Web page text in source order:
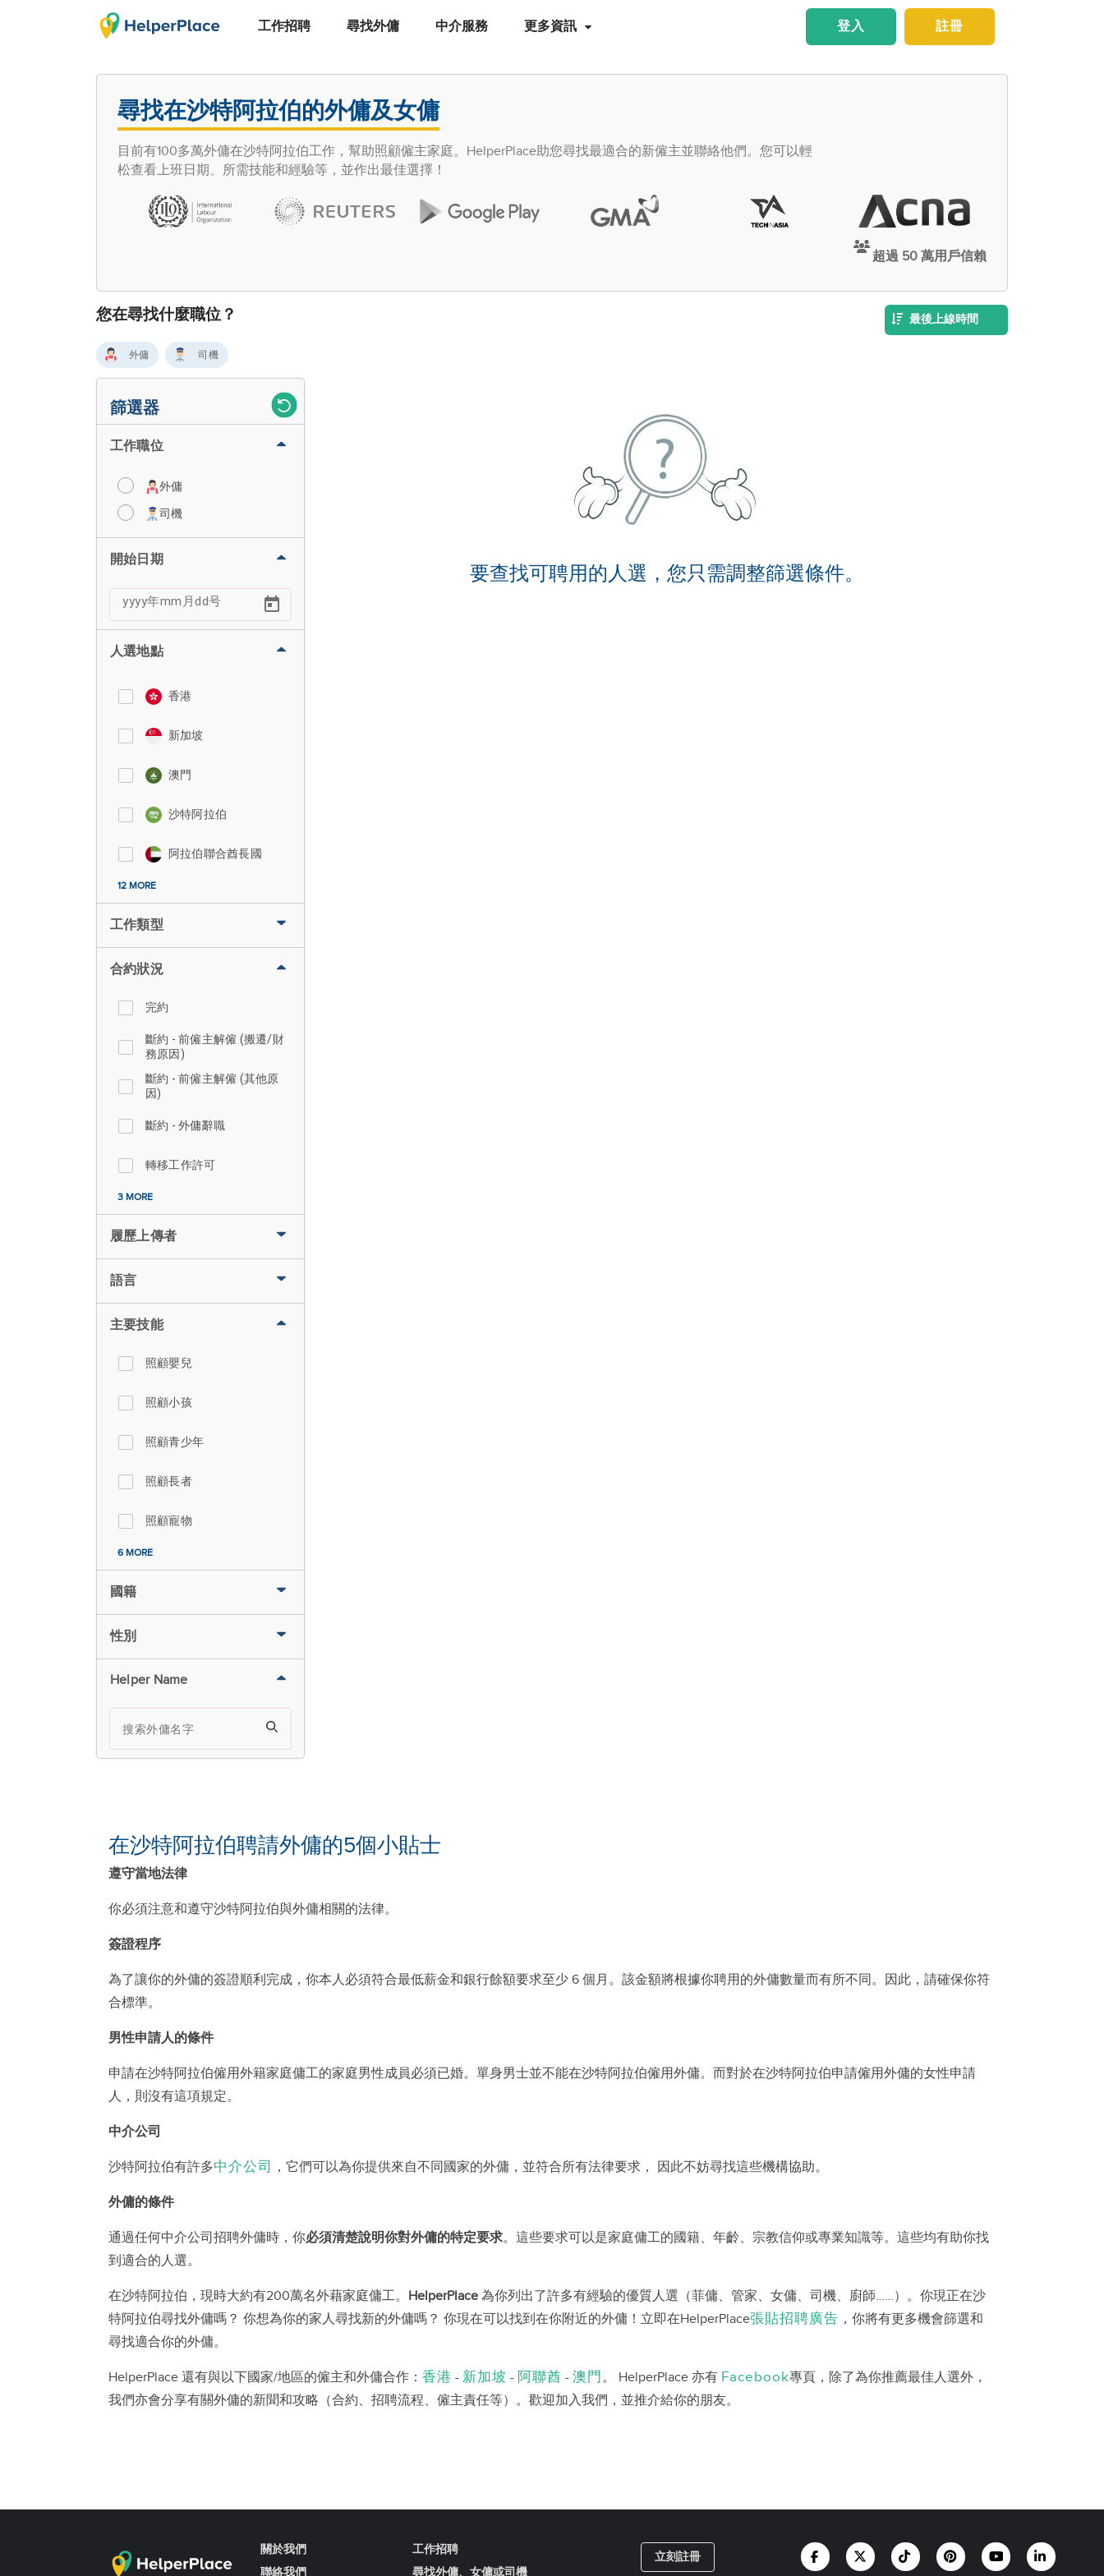
工作招聘 尋找外傭 中介服務 更多資訊 註冊
登入
尋找在沙特阿拉伯的外傭及女傭
目前有100多萬外傭在沙特阿拉伯工作，幫助照顧僱主家庭。HelperPlace助您尋找最適合的新僱主並聯絡他們。您可以輕
松查看上班日期、所需技能和經驗等，並作出最佳選擇！
超過 50 萬用戶信賴
您在尋找什麼職位？ 最後上線時間
外傭 司機
篩選器
工作職位
外傭
司機
開始日期
人選地點
香港
新加坡
澳門
沙特阿拉伯
阿拉伯聯合酋長國
12 MORE
工作類型
合約狀況
完約
斷約 - 前僱主解僱 (搬遷/財
務原因)
斷約 - 前僱主解僱 (其他原
因)
斷約 - 外傭辭職
轉移工作許可
3 MORE
履歷上傳者
語言
主要技能
照顧嬰兒
照顧小孩
照顧青少年
照顧長者
照顧寵物
6 MORE
國籍
性別
Helper Name
要查找可聘用的人選，您只需調整篩選條件。
在沙特阿拉伯聘請外傭的5個小貼士
遵守當地法律
你必須注意和遵守沙特阿拉伯與外傭相關的法律。
簽證程序
為了讓你的外傭的簽證順利完成，你本人必須符合最低薪金和銀行餘額要求至少 6 個月。該金額將根據你聘用的外傭數量而有所不同。因此，請確保你符
合標準。
男性申請人的條件
申請在沙特阿拉伯僱用外籍家庭傭工的家庭男性成員必須已婚。單身男士並不能在沙特阿拉伯僱用外傭。而對於在沙特阿拉伯申請僱用外傭的女性申請
人，則沒有這項規定。
中介公司
沙特阿拉伯有許多中介公司 ，它們可以為你提供來自不同國家的外傭，並符合所有法律要求， 因此不妨尋找這些機構協助。
外傭的條件
通過任何中介公司招聘外傭時，你必須清楚說明你對外傭的特定要求。這些要求可以是家庭傭工的國籍、年齡、宗教信仰或專業知識等。這些均有助你找
到適合的人選。
在沙特阿拉伯，現時大約有200萬名外藉家庭傭工。 HelperPlace 為你列出了許多有經驗的優質人選（菲傭、管家、女傭、司機、廚師……）。你現正在沙
特阿拉伯尋找外傭嗎？ 你想為你的家人尋找新的外傭嗎？ 你現在可以找到在你附近的外傭！立即在HelperPlace張貼招聘廣告 ，你將有更多機會篩選和
尋找適合你的外傭。
HelperPlace 還有與以下國家/地區的僱主和外傭合作： 香港 - 新加坡 - 阿聯酋 - 澳門 。 HelperPlace 亦有 Facebook專頁，除了為你推薦最佳人選外，
我們亦會分享有關外傭的新聞和攻略（合約、招聘流程、僱主責任等）。歡迎加入我們，並推介給你的朋友。
關於我們
聯絡我們
工作招聘
尋找外傭、女傭或司機
立刻註冊